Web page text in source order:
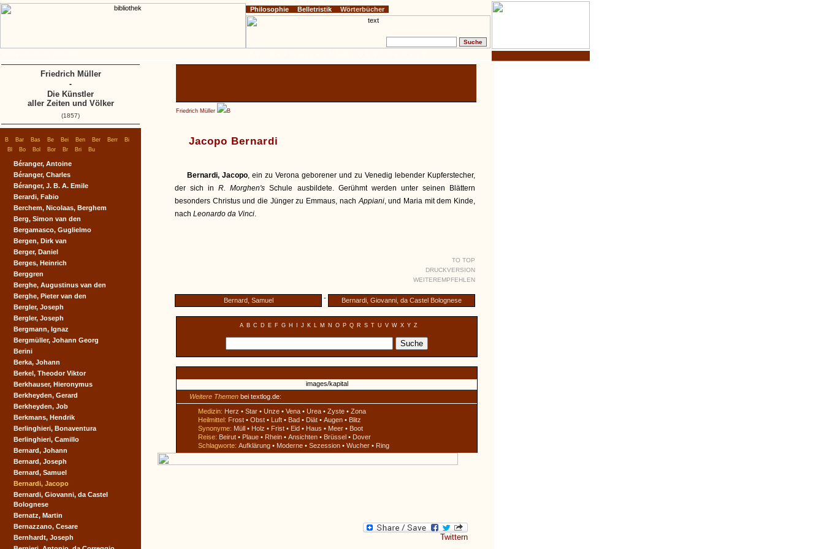
Friedrich Müller B
Jacopo Bernardi
Bernardi, Jacopo, ein zu Verona geborener und zu Venedig lebender Kupferstecher,
der sich inR. Morghen's Schule ausbildete. Gerühmt werden unter seinen Blättern
besonders Christus und die Jünger zu Emmaus, nachAppiani, und Maria mit dem Kinde,
nach Leonardo da Vinci.
TO TOP
DRUCKVERSION
WEITEREMPFEHLEN
Bernard, Samuel - Bernardi, Giovanni, da Castel Bolognese
A B C D E F G H J K L M N O P Q R S T U V W X Y Z
Weitere Themen bei textlog.de:
Medizin: Herz • Star • Unze • Vena • Urea • Zyste • Zona
Heilmittel: Frost • Obst • Luft • Bad • Diät • Augen • Blitz
Synonyme: Müll • Holz • Frist • Eid • Haus • Meer • Boot
Reise: Beirut • Plaue • Rhein • Ansichten • Brüssel • Dover
Schlagworte: Aufklärung • Moderne • Sezession • Wucher • Ring
Twittern
B Bar Bas Be Bei Ben Ber Berr Bi
Bl Bo Bol Bor Br Bri Bu
Béranger, Antoine
Béranger, Charles
Béranger, J. B. A. Emile
Berardi, Fabio
Berchem, Nicolaas, Berghem
Berg, Simon van den
Bergamasco, Guglielmo
Bergen, Dirk van
Berger, Daniel
Berges, Heinrich
Berggren
Berghe, Augustinus van den
Berghe, Pieter van den
Bergler, Joseph
Bergler, Joseph
Bergmann, Ignaz
Bergmüller, Johann Georg
Berini
Berka, Johann
Berkel, Theodor Viktor
Berkhauser, Hieronymus
Berkheyden, Gerard
Berkheyden, Job
Berkmans, Hendrik
Berlinghieri, Bonaventura
Berlinghieri, Camillo
Bernard, Johann
Bernard, Joseph
Bernard, Samuel
Bernardi, Jacopo
Bernardi, Giovanni, da Castel
Bolognese
Bernatz, Martin
Bernazzano, Cesare
Bernhardt, Joseph
Philosophie Belletristik Wörterbücher
Friedrich Müller
-
Die Künstler
aller Zeiten und Völker
(1857)